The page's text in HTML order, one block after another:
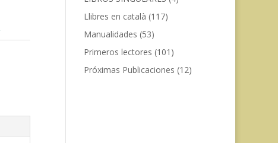
Llibres en català (117)
Manualidades (53)
Primeros lectores (101)
Próximas Publicaciones (12)